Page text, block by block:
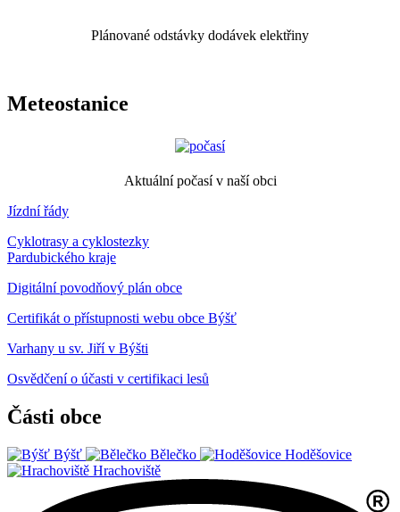
Plánované odstávky dodávek elektřiny
Meteostanice
Aktuální počasí v naší obci
Jízdní řády
Cyklotrasy a cyklostezky
Pardubického kraje
Digitální povodňový plán obce
Certifikát o přístupnosti webu obce Býšť
Varhany u sv. Jiří v Býšti
Osvědčení o účasti v certifikaci lesů
Části obce
Býšť Bělečko
Hoděšovice
Hrachoviště